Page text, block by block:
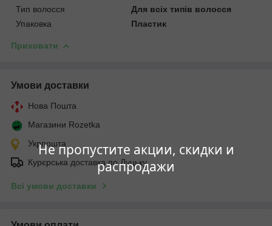
Не пропустите акции, скидки и
распродажи
Тип волосся
Для всіх типів волосся
Упаковка
Пластик
Приховати
Умови доставки
Нова Пошта
Магазини Rozetka
Укрпошта
Курєрська доставка по Луцьку
Всі умови доставки